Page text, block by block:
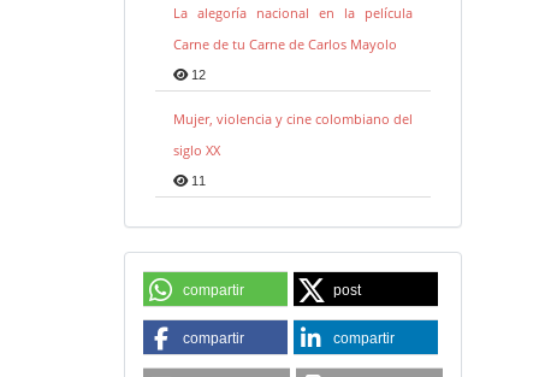
La alegoría nacional en la película
Carne de tu Carne de Carlos Mayolo
12
Mujer, violencia y cine colombiano del
siglo XX
11
compartir post
compartir compartir